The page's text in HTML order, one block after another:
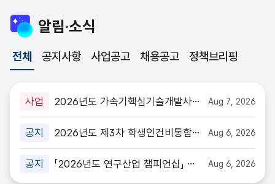
알림·소식
전체
사업
2026년도 가속기핵심기술개발사업
신규과제 공모
Aug 7, 2026
공지
2026년도 제3차 학생인건비통합관
리기관 신규 지정 및 연구개발기관
단위 전환 신청 공고
Aug 6, 2026
공지
「2026년도 연구산업 챔피언십」 수
Aug 6, 2026
공지사항 사업공고 채용공고 정책브리핑